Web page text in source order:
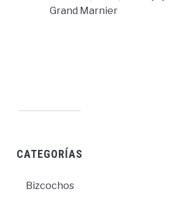
Grand Marnier
CATEGORÍAS
Bizcochos